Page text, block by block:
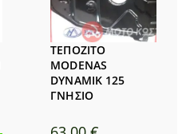
ΤΕΠΟΖΙΤΟ
MODENAS
DYNAMIK 125
ΓΝΗΣΙΟ